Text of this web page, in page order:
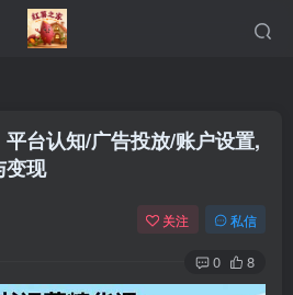
台认知/广告投放/账户设置,
变现
关注 私信
0 8